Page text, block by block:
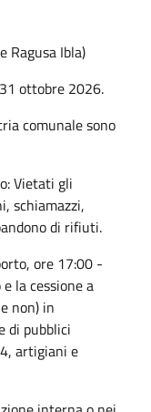
Ragusa Ibla)
ottobre 2026.
comunale sono
Vietati gli
schiamazzi,
di rifiuti.
ore 17:00 -
la cessione a
non) in
di pubblici
artigiani e